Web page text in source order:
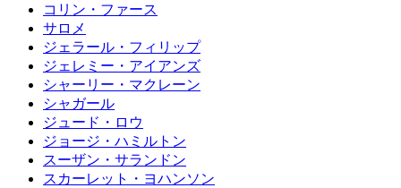
コリン・ファース
サロメ
ジェラール・フィリップ
ジェレミー・アイアンズ
シャーリー・マクレーン
シャガール
ジュード・ロウ
ジョージ・ハミルトン
スーザン・サランドン
スカーレット・ヨハンソン